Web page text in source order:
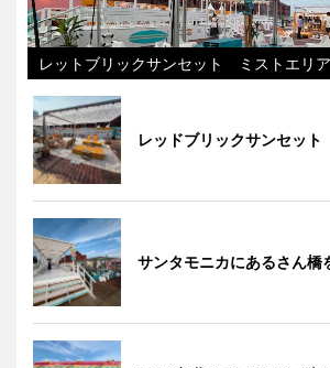
レットブリックサンセット ミストエリア
レッドブリックサンセッ
サンタモニカにあるさん橋